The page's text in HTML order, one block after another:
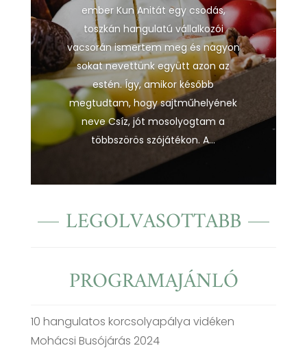
ember Kun Anitát egy csodás,
toszkán hangulatú vállalkozói
vacsorán ismertem meg és nagyon
sokat nevettünk együtt azon az
estén. Így, amikor később
megtudtam, hogy sajtműhelyének
neve Csíz, jót mosolyogtam a
többszörös szójátékon. A...
LEGOLVASOTTABB
PROGRAMAJÁNLÓ
10 hangulatos korcsolyapálya vidéken
Mohácsi Busójárás 2024